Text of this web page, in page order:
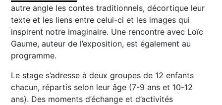
autre angle les contes traditionnels, décortique leur
texte et les liens entre celui-ci et les images qui
inspirent notre imaginaire. Une rencontre avec Loïc
Gaume, auteur de l’exposition, est également au
programme.
Le stage s’adresse à deux groupes de 12 enfants
chacun, répartis selon leur âge (7-9 ans et 10-12
ans). Des moments d’échange et d’activités